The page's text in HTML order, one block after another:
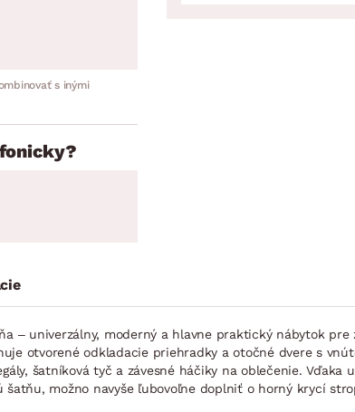
s inými
– univerzálny, moderný a hlavne praktický nábytok
otvorené odkladacie priehradky a otočné dvere s
šatníková tyč a závesné háčiky na oblečenie.
možno navyše ľubovoľne doplniť o horný krycí